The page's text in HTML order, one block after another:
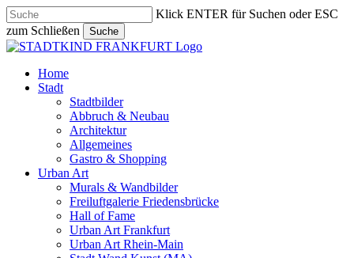
Skip
to
main
content
Klick ENTER für Suchen oder ESC
zum Schließen
Suche
Close
search
Menu
Home
Stadt
Stadtbilder
Abbruch & Neubau
Architektur
Allgemeines
Gastro & Shopping
Urban Art
Murals & Wandbilder
Freiluftgalerie Friedensbrücke
Hall of Fame
Urban Art Frankfurt
Urban Art Rhein-Main